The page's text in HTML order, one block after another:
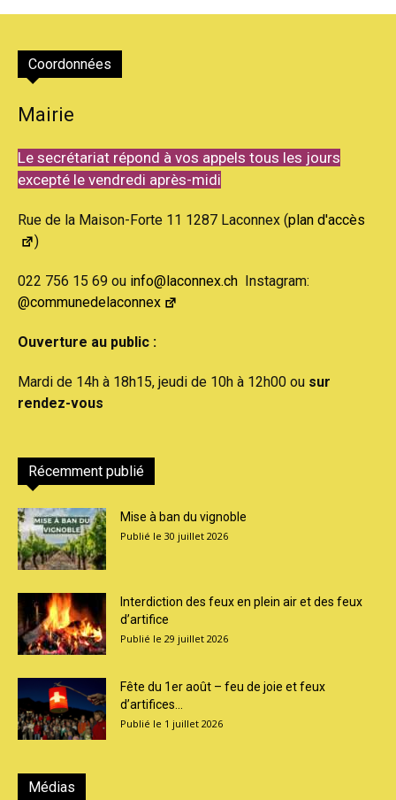
Coordonnées
Mairie
Le secrétariat répond à vos appels tous les jours
excepté le vendredi après-midi
Rue de la Maison-Forte 11 1287 Laconnex (plan d'accès
)
022 756 15 69 ou info@laconnex.ch Instagram:
@communedelaconnex
Ouverture au public :
Mardi de 14h à 18h15, jeudi de 10h à 12h00 ou sur
rendez-vous
Récemment publié
Mise à ban du vignoble
30 juillet 2026
Interdiction des feux en plein air et des feux
d’artifice
29 juillet 2026
Fête du 1er août – feu de joie et feux
d’artifices...
1 juillet 2026
Médias